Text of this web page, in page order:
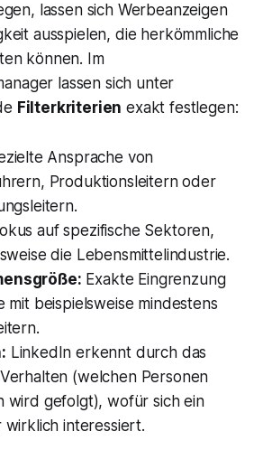
lassen sich Werbeanzeigen
ausspielen, die herkömmliche
können. Im
lassen sich unter
Filterkriterien exakt festlegen:
Ansprache von
Produktionsleitern oder
auf spezifische Sektoren,
die Lebensmittelindustrie.
Exakte Eingrenzung
mit beispielsweise mindestens
LinkedIn erkennt durch das
(welchen Personen
wird gefolgt), wofür sich ein
wirklich interessiert.